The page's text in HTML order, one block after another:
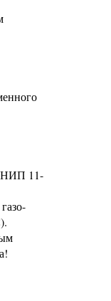
11-